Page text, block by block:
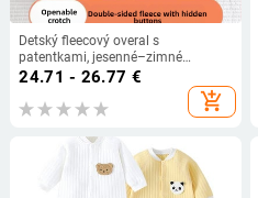
Detský fleecový overal s
patentkami, jesenné–zimné
pyžamo, vek 0–3 roky
24.71 - 26.77 €
add_shopping_cart